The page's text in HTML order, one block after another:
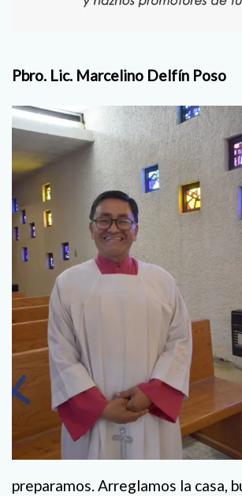
Pbro. Lic. Marcelino Delfín Poso
preparamos. Arreglamos la casa,